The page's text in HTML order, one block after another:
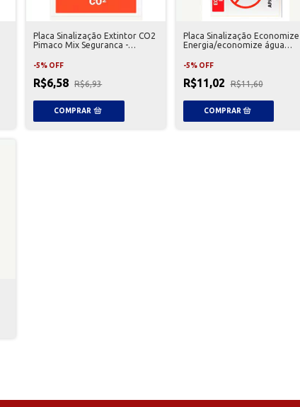
Placa Sinalização Extintor CO2
Pimaco Mix Seguranca -
-5% OFF
R$6,58 R$6,93
Placa Sinalização Economize
Energia/economize água
-5% OFF
R$11,02 R$11,60